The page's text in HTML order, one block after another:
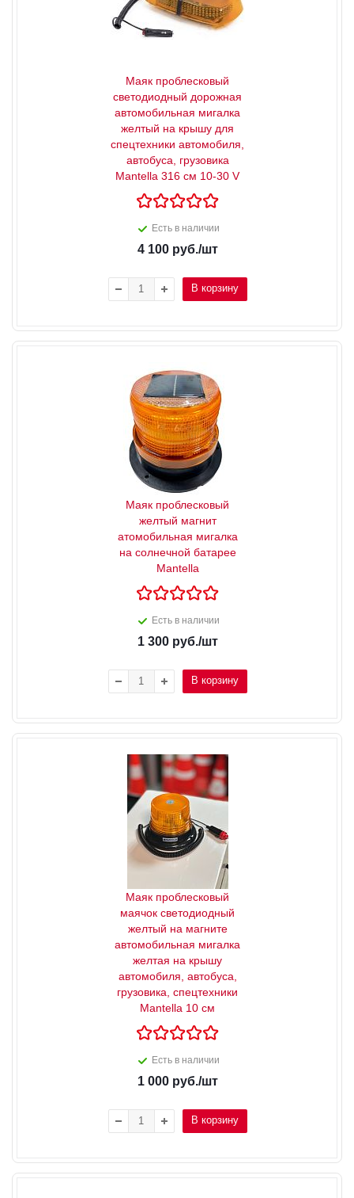
Маяк проблесковый
светодиодный дорожная
автомобильная мигалка
желтый на крышу для
спецтехники автомобиля,
автобуса, грузовика
Mantella 316 см 10-30 V
Есть в наличии
4 100руб./шт
В корзину
Маяк проблесковый
желтый магнит
атомобильная мигалка
на солнечной батарее
Mantella
Есть в наличии
1 300руб./шт
В корзину
Маяк проблесковый
маячок светодиодный
желтый на магните
автомобильная мигалка
желтая на крышу
автомобиля, автобуса,
грузовика, спецтехники
Mantella 10 см
Есть в наличии
1 000руб./шт
В корзину